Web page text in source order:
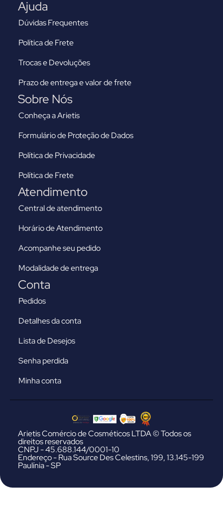
Ajuda
Dúvidas Frequentes
Política de Frete
Trocas e Devoluções
Prazo de entrega e valor de frete
Sobre Nós
Conheça a Arietis
Formulário de Proteção de Dados
Política de Privacidade
Política de Frete
Atendimento
Central de atendimento
Horário de Atendimento
Acompanhe seu pedido
Modalidade de entrega
Conta
Pedidos
Detalhes da conta
Lista de Desejos
Senha perdida
Minha conta
Arietis Comércio de Cosméticos LTDA © Todos os
direitos reservados
CNPJ - 45.688.144/0001-10
Endereço - Rua Source Des Celestins, 199, 13.145-199
Paulínia - SP